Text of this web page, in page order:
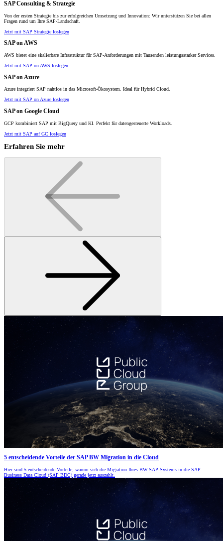
SAP Consulting & Strategie
Von der ersten Strategie bis zur erfolgreichen Umsetzung und Innovation: Wir unterstützen Sie bei allen
Fragen rund um Ihre SAP-Landschaft.
Jetzt mit SAP Strategie loslegen
SAP on AWS
AWS bietet eine skalierbare Infrastruktur für SAP-Anforderungen mit Tausenden leistungsstarker Services.
Jetzt mit SAP on AWS loslegen
SAP on Azure
Azure integriert SAP nahtlos in das Microsoft-Ökosystem. Ideal für Hybrid Cloud.
Jetzt mit SAP on Azure loslegen
SAP on Google Cloud
GCP kombiniert SAP mit BigQuery und KI. Perfekt für datengesteuerte Workloads.
Jetzt mit SAP auf GC loslegen
Erfahren Sie mehr
5 entscheidende Vorteile der SAP BW Migration in die Cloud
Hier sind 5 entscheidende Vorteile, warum sich die Migration Ihres BW SAP-Systems in die SAP
Business Data Cloud (SAP BDC) gerade jetzt auszahlt.